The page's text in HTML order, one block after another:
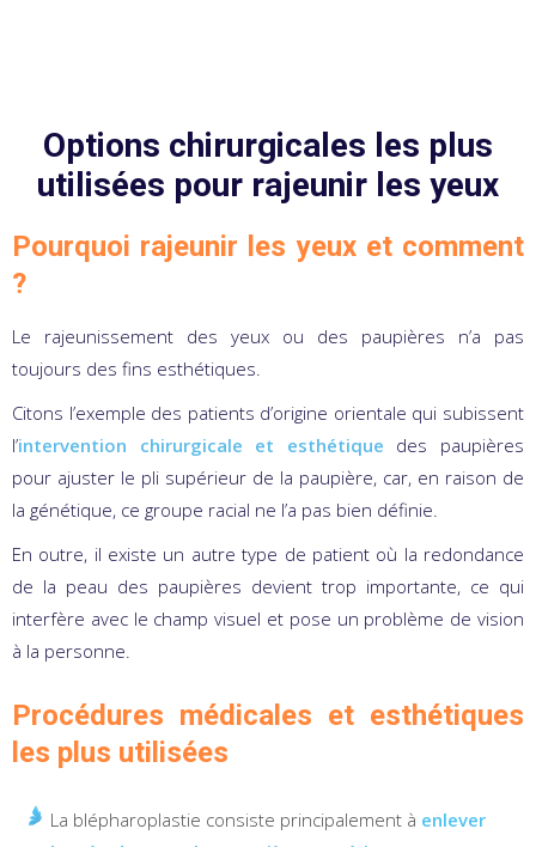
Options chirurgicales les plus
utilisées pour rajeunir les yeux
Pourquoi rajeunir les yeux et comment
?
Le rajeunissement des yeux ou des paupières n’a pas
toujours des fins esthétiques.
Citons l’exemple des patients d’origine orientale qui subissent
l’intervention chirurgicale et esthétique des paupières
pour ajuster le pli supérieur de la paupière, car, en raison de
la génétique, ce groupe racial ne l’a pas bien définie.
En outre, il existe un autre type de patient où la redondance
de la peau des paupières devient trop importante, ce qui
interfère avec le champ visuel et pose un problème de vision
à la personne.
Procédures médicales et esthétiques
les plus utilisées
La blépharoplastie consiste principalement à enlever